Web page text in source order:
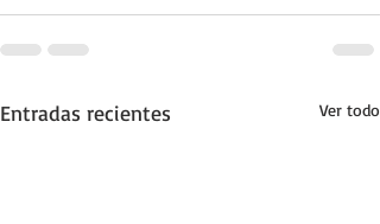
Entradas recientes Ver todo